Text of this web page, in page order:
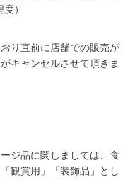
）
り直前に店舗での販売が
キャンセルさせて頂きま
ジ品に関しましては、食
観賞用」「装飾品」とし